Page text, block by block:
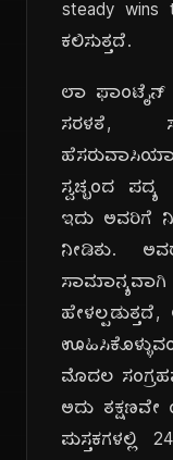
steady
ಕಲಿಸುತ್ತದೆ.
ಲಾ
ಸರಳತೆ,
ಸ್ವಚ್ಛಂದ
ಇದು ಅವರಿಗೆ
ನೀಡಿತು.
ಮೊದಲ
ಅದು ತಕ್ಷಣವೇ
ಪುಸ್ತಕಗಳಲ್ಲಿ